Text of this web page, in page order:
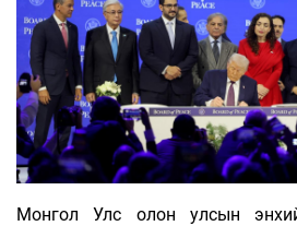
Монгол Улс олон улсын